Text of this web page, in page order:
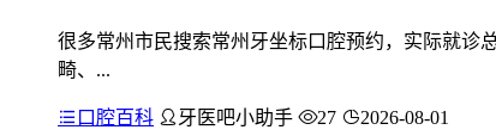
很多常州市民搜索常州牙坐标口腔预约，实际就诊
畸、...
口腔百科 牙医吧小助手 27 2026-08-01